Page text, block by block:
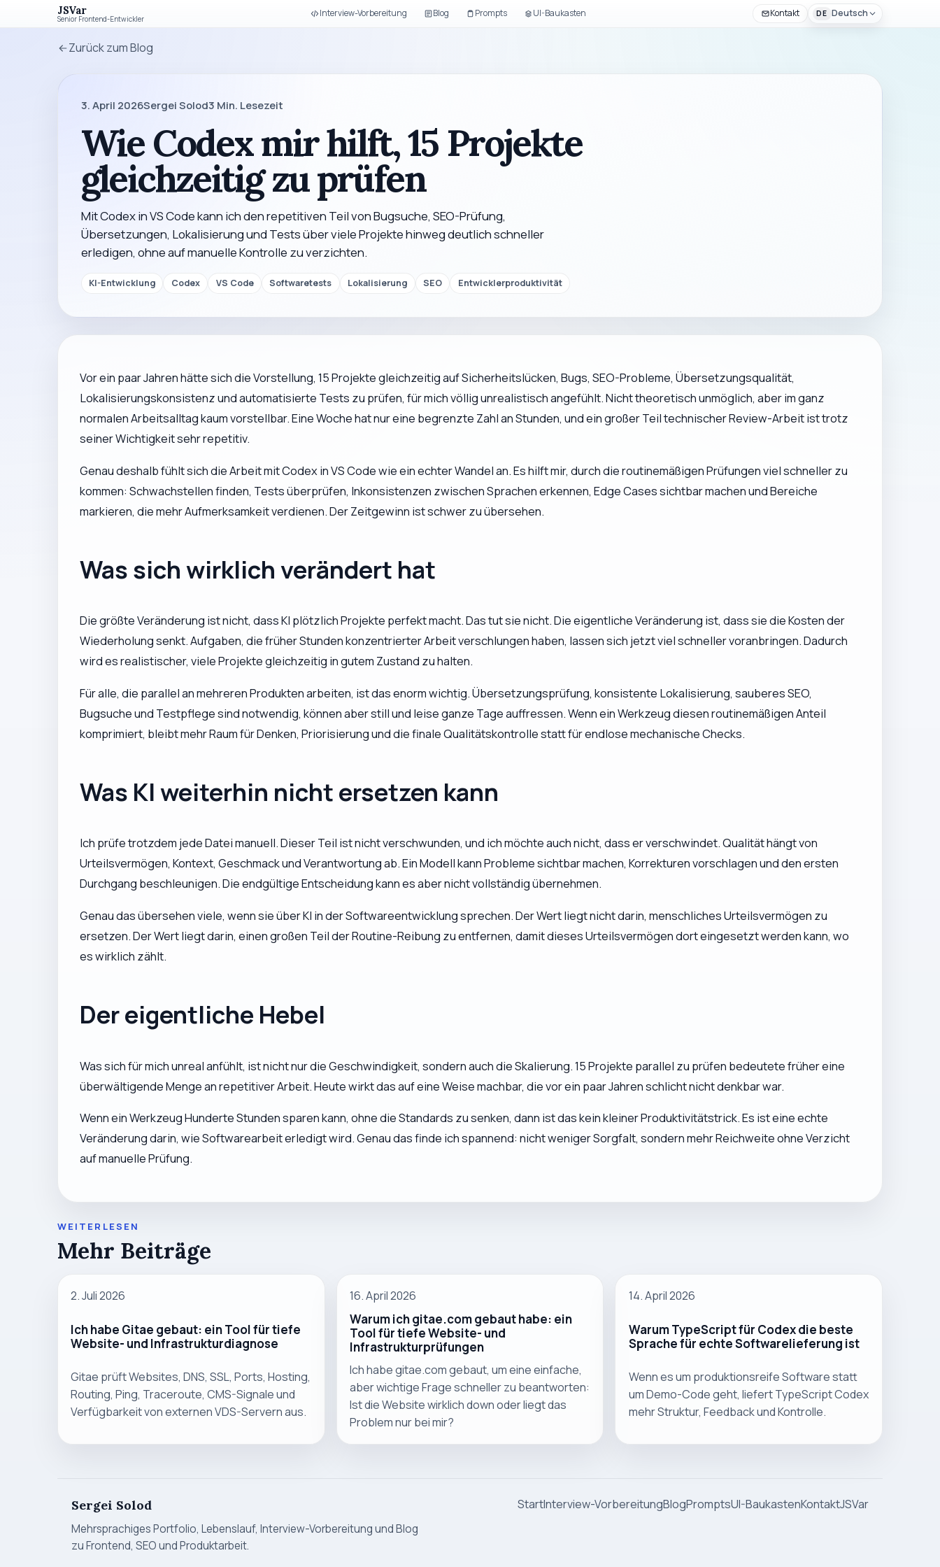
JSVar
Senior Frontend-Entwickler Interview-Vorbereitung Blog Prompts UI-Baukasten Kontakt DE Deutsch
Zurück zum Blog
3. April 2026Sergei Solod3 Min. Lesezeit
Wie Codex mir hilft, 15 Projekte
gleichzeitig zu prüfen
Mit Codex in VS Code kann ich den repetitiven Teil von Bugsuche, SEO-Prüfung,
Übersetzungen, Lokalisierung und Tests über viele Projekte hinweg deutlich schneller
erledigen, ohne auf manuelle Kontrolle zu verzichten.
KI-Entwicklung Codex VS Code Softwaretests Lokalisierung SEO Entwicklerproduktivität
Vor ein paar Jahren hätte sich die Vorstellung, 15 Projekte gleichzeitig auf Sicherheitslücken, Bugs, SEO-Probleme, Übersetzungsqualität,
Lokalisierungskonsistenz und automatisierte Tests zu prüfen, für mich völlig unrealistisch angefühlt. Nicht theoretisch unmöglich, aber im ganz
normalen Arbeitsalltag kaum vorstellbar. Eine Woche hat nur eine begrenzte Zahl an Stunden, und ein großer Teil technischer Review-Arbeit ist trotz
seiner Wichtigkeit sehr repetitiv.
Genau deshalb fühlt sich die Arbeit mit Codex in VS Code wie ein echter Wandel an. Es hilft mir, durch die routinemäßigen Prüfungen viel schneller zu
kommen: Schwachstellen finden, Tests überprüfen, Inkonsistenzen zwischen Sprachen erkennen, Edge Cases sichtbar machen und Bereiche
markieren, die mehr Aufmerksamkeit verdienen. Der Zeitgewinn ist schwer zu übersehen.
Was sich wirklich verändert hat
Die größte Veränderung ist nicht, dass KI plötzlich Projekte perfekt macht. Das tut sie nicht. Die eigentliche Veränderung ist, dass sie die Kosten der
Wiederholung senkt. Aufgaben, die früher Stunden konzentrierter Arbeit verschlungen haben, lassen sich jetzt viel schneller voranbringen. Dadurch
wird es realistischer, viele Projekte gleichzeitig in gutem Zustand zu halten.
Für alle, die parallel an mehreren Produkten arbeiten, ist das enorm wichtig. Übersetzungsprüfung, konsistente Lokalisierung, sauberes SEO,
Bugsuche und Testpflege sind notwendig, können aber still und leise ganze Tage auffressen. Wenn ein Werkzeug diesen routinemäßigen Anteil
komprimiert, bleibt mehr Raum für Denken, Priorisierung und die finale Qualitätskontrolle statt für endlose mechanische Checks.
Was KI weiterhin nicht ersetzen kann
Ich prüfe trotzdem jede Datei manuell. Dieser Teil ist nicht verschwunden, und ich möchte auch nicht, dass er verschwindet. Qualität hängt von
Urteilsvermögen, Kontext, Geschmack und Verantwortung ab. Ein Modell kann Probleme sichtbar machen, Korrekturen vorschlagen und den ersten
Durchgang beschleunigen. Die endgültige Entscheidung kann es aber nicht vollständig übernehmen.
Genau das übersehen viele, wenn sie über KI in der Softwareentwicklung sprechen. Der Wert liegt nicht darin, menschliches Urteilsvermögen zu
ersetzen. Der Wert liegt darin, einen großen Teil der Routine-Reibung zu entfernen, damit dieses Urteilsvermögen dort eingesetzt werden kann, wo
es wirklich zählt.
Der eigentliche Hebel
Was sich für mich unreal anfühlt, ist nicht nur die Geschwindigkeit, sondern auch die Skalierung. 15 Projekte parallel zu prüfen bedeutete früher eine
überwältigende Menge an repetitiver Arbeit. Heute wirkt das auf eine Weise machbar, die vor ein paar Jahren schlicht nicht denkbar war.
Wenn ein Werkzeug Hunderte Stunden sparen kann, ohne die Standards zu senken, dann ist das kein kleiner Produktivitätstrick. Es ist eine echte
Veränderung darin, wie Softwarearbeit erledigt wird. Genau das finde ich spannend: nicht weniger Sorgfalt, sondern mehr Reichweite ohne Verzicht
auf manuelle Prüfung.
WEITERLESEN
Mehr Beiträge
2. Juli 2026
Ich habe Gitae gebaut: ein Tool für tiefe
Website- und Infrastrukturdiagnose
Gitae prüft Websites, DNS, SSL, Ports, Hosting,
Routing, Ping, Traceroute, CMS-Signale und
Verfügbarkeit von externen VDS-Servern aus.
16. April 2026
Warum ich gitae.com gebaut habe: ein
Tool für tiefe Website- und
Infrastrukturprüfungen
Ich habe gitae.com gebaut, um eine einfache,
aber wichtige Frage schneller zu beantworten:
Ist die Website wirklich down oder liegt das
Problem nur bei mir?
14. April 2026
Warum TypeScript für Codex die beste
Sprache für echte Softwarelieferung ist
Wenn es um produktionsreife Software statt
um Demo-Code geht, liefert TypeScript Codex
mehr Struktur, Feedback und Kontrolle.
Sergei Solod
Mehrsprachiges Portfolio, Lebenslauf, Interview-Vorbereitung und Blog
zu Frontend, SEO und Produktarbeit.
StartInterview-VorbereitungBlogPromptsUI-BaukastenKontaktJSVar